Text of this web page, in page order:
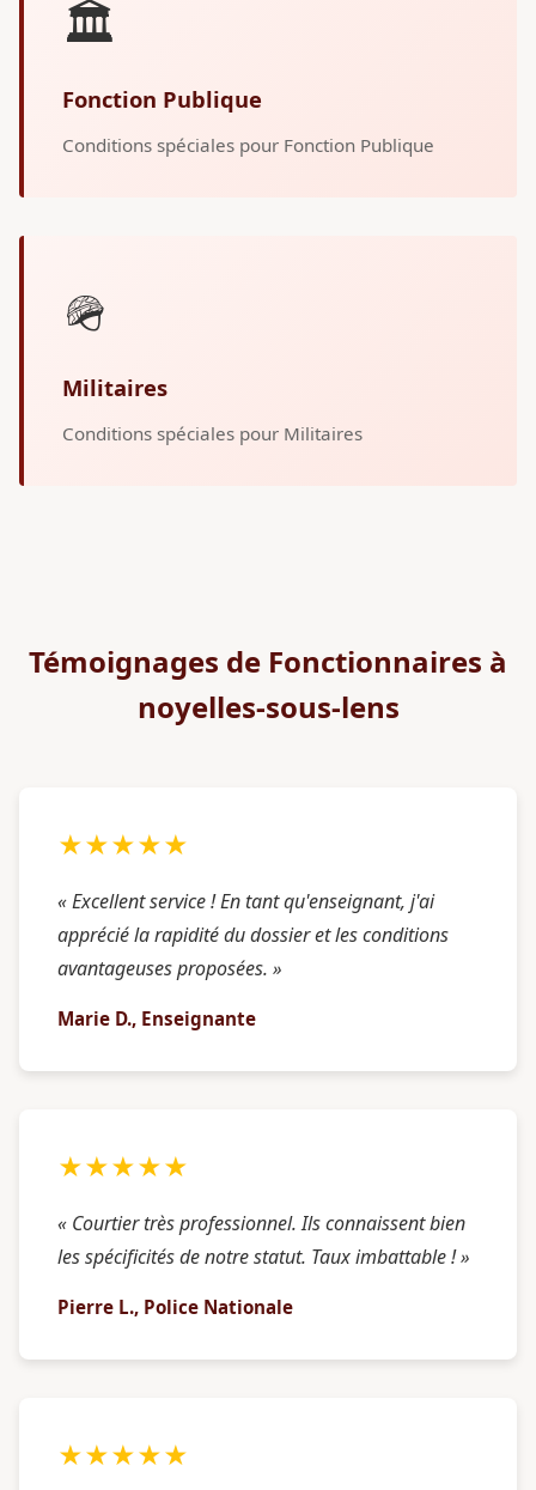
🏛️
Fonction Publique
Conditions spéciales pour Fonction Publique
🪖
Militaires
Conditions spéciales pour Militaires
Témoignages de Fonctionnaires à
noyelles-sous-lens
★★★★★
« Excellent service ! En tant qu'enseignant, j'ai
apprécié la rapidité du dossier et les conditions
avantageuses proposées. »
Marie D., Enseignante
★★★★★
« Courtier très professionnel. Ils connaissent bien
les spécificités de notre statut. Taux imbattable ! »
Pierre L., Police Nationale
★★★★★